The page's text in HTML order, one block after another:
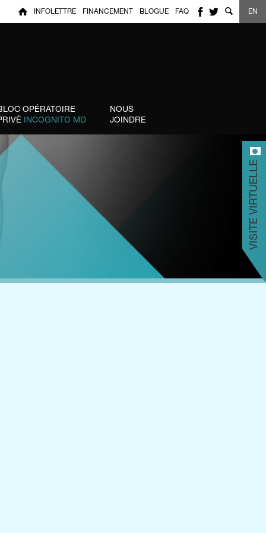
OPÉRATOIRE
INCOGNITO MD
NOUS
JOINDRE
INFOLETTRE FINANCEMENT BLOGUE FAQ EN
VISITE VIRTUELLE